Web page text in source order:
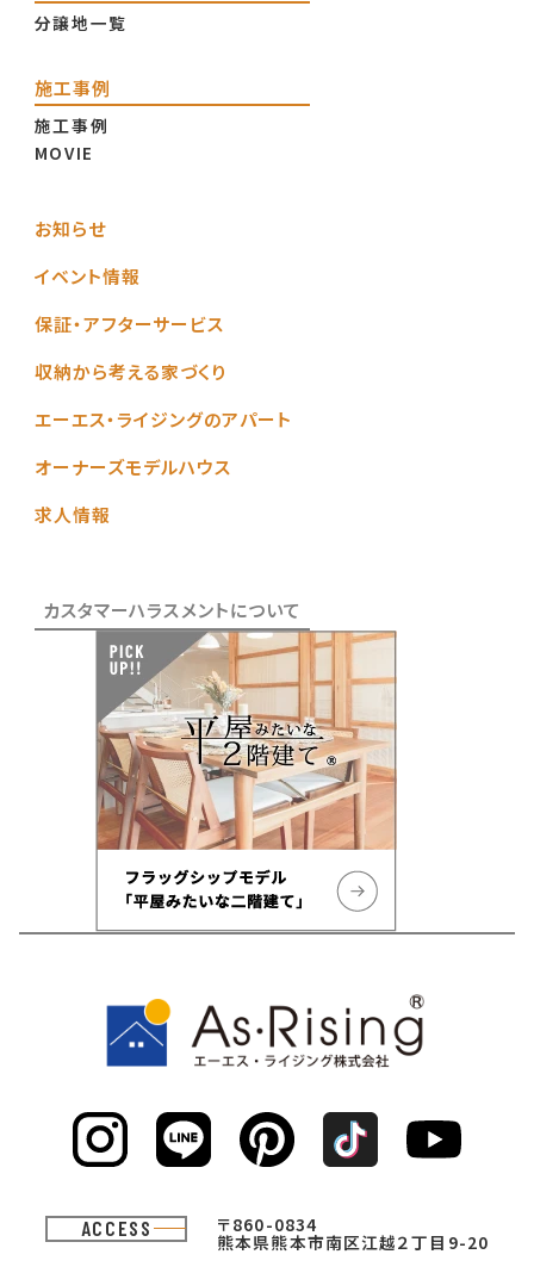
分譲地一覧
施工事例
施工事例
MOVIE
お知らせ
イベント情報
保証・アフターサービス
収納から考える家づくり
エーエス・ライジングのアパート
オーナーズモデルハウス
求人情報
カスタマーハラスメントについて
ACCESS 〒860-0834
熊本県熊本市南区江越２丁目9-20